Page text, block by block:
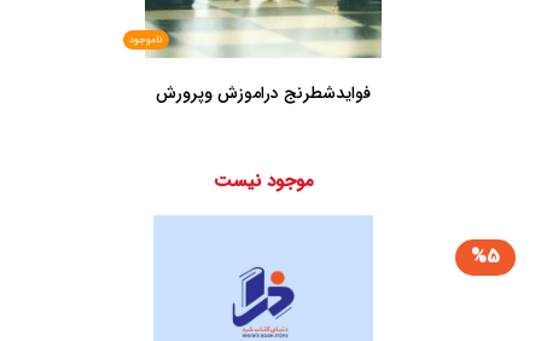
ناموجود
فوایدشطرنج دراموزش وپرورش
موجود نیست
%5